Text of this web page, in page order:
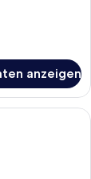
anzeigen
Schreibtisch,